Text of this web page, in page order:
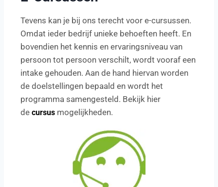
Tevens kan je bij ons terecht voor e-cursussen.
Omdat ieder bedrijf unieke behoeften heeft. En
bovendien het kennis en ervaringsniveau van
persoon tot persoon verschilt, wordt vooraf een
intake gehouden. Aan de hand hiervan worden
de doelstellingen bepaald en wordt het
programma samengesteld. Bekijk hier
de cursus mogelijkheden.